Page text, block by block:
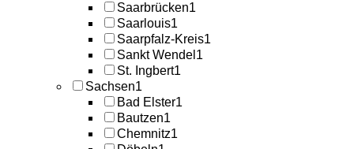
Saarbrücken1
Saarlouis1
Saarpfalz-Kreis1
Sankt Wendel 1
St. Ingbert1
Sachsen1
Bad Elster1
Bautzen1
Chemnitz1